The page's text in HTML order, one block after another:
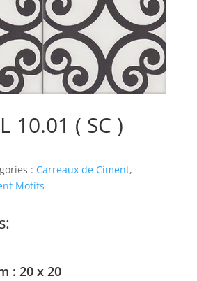
10.01 ( SC )
: Carreaux de Ciment,
Motifs
: 20 x 20